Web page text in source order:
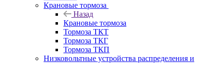
Крановые тормоза
Назад
Крановые тормоза
Тормоза ТКТ
Тормоза ТКГ
Тормоза ТКП
Низковольтные устройства распределения и